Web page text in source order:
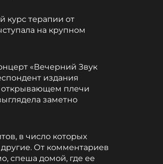
курс терапии от
на крупном
«Вечерний Звук
издания
открывающем плечи
заметно
в число которых
От комментариев
спеша домой, где ее